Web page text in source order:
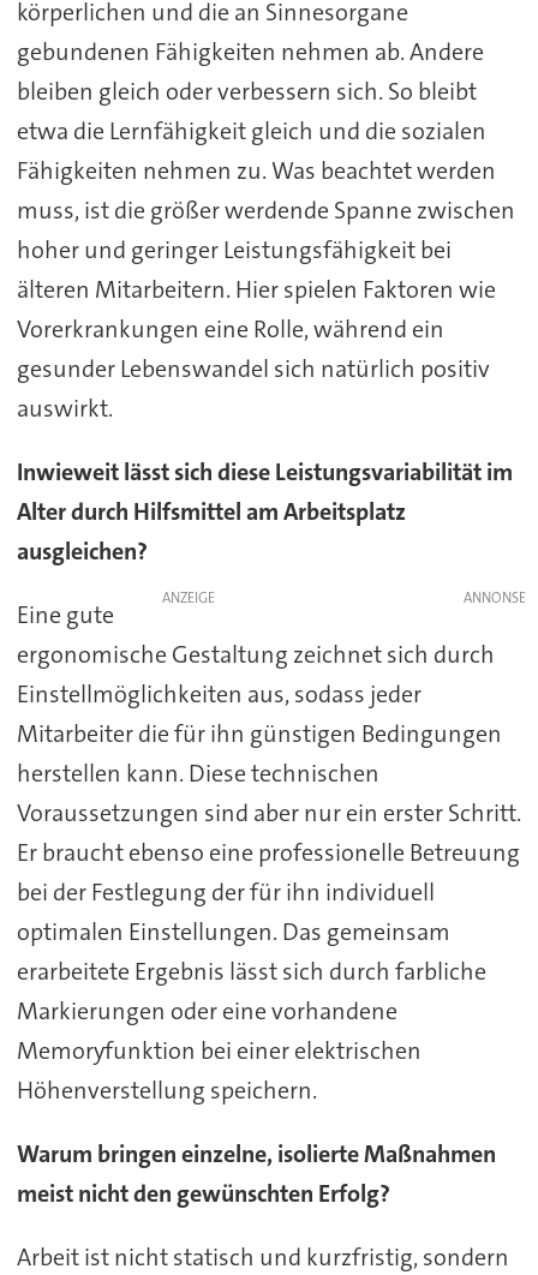
körperlichen und die an Sinnesorgane
gebundenen Fähigkeiten nehmen ab. Andere
bleiben gleich oder verbessern sich. So bleibt
etwa die Lernfähigkeit gleich und die sozialen
Fähigkeiten nehmen zu. Was beachtet werden
muss, ist die größer werdende Spanne zwischen
hoher und geringer Leistungsfähigkeit bei
älteren Mitarbeitern. Hier spielen Faktoren wie
Vorerkrankungen eine Rolle, während ein
gesunder Lebenswandel sich natürlich positiv
auswirkt.
Inwieweit lässt sich diese Leistungsvariabilität im
Alter durch Hilfsmittel am Arbeitsplatz
ausgleichen?
ANZEIGE
Eine gute
ergonomische Gestaltung zeichnet sich durch
Einstellmöglichkeiten aus, sodass jeder
Mitarbeiter die für ihn günstigen Bedingungen
herstellen kann. Diese technischen
Voraussetzungen sind aber nur ein erster Schritt.
Er braucht ebenso eine professionelle Betreuung
bei der Festlegung der für ihn individuell
optimalen Einstellungen. Das gemeinsam
erarbeitete Ergebnis lässt sich durch farbliche
Markierungen oder eine vorhandene
Memoryfunktion bei einer elektrischen
Höhenverstellung speichern.
Warum bringen einzelne, isolierte Maßnahmen
meist nicht den gewünschten Erfolg?
Arbeit ist nicht statisch und kurzfristig, sondern